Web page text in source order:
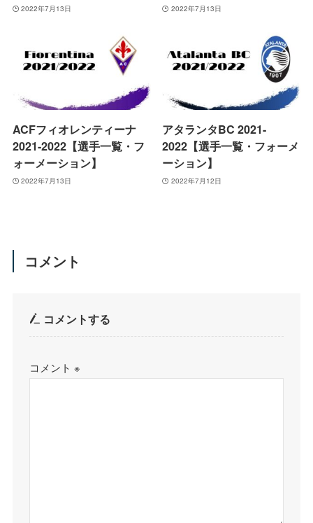
2022年7月13日 2022年7月13日
ACFフィオレンティーナ
2021-2022【選手一覧・フ
ォーメーション】
2022年7月13日
アタランタBC 2021-
2022【選手一覧・フォーメ
ーション】
2022年7月12日
コメント
コメントする
コメント※